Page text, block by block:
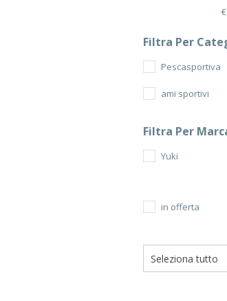
€
Filtra Per
Pescasportiva
ami sportivi
Filtra Per
Yuki
in offerta